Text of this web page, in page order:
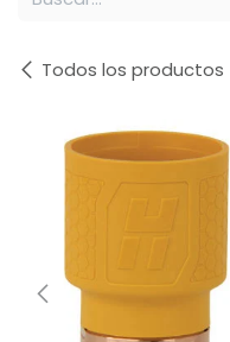
Todos los productos